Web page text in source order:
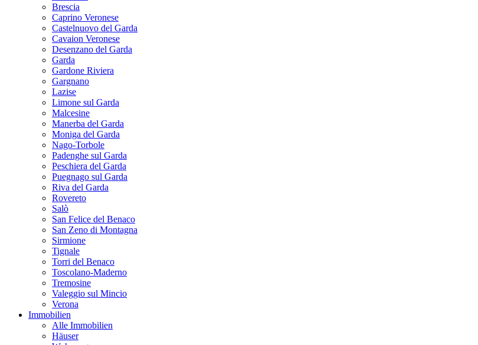
Brescia
Caprino Veronese
Castelnuovo del Garda
Cavaion Veronese
Desenzano del Garda
Garda
Gardone Riviera
Gargnano
Lazise
Limone sul Garda
Malcesine
Manerba del Garda
Moniga del Garda
Nago-Torbole
Padenghe sul Garda
Peschiera del Garda
Puegnago sul Garda
Riva del Garda
Rovereto
Salò
San Felice del Benaco
San Zeno di Montagna
Sirmione
Tignale
Torri del Benaco
Toscolano-Maderno
Tremosine
Valeggio sul Mincio
Verona
Immobilien
Alle Immobilien
Häuser